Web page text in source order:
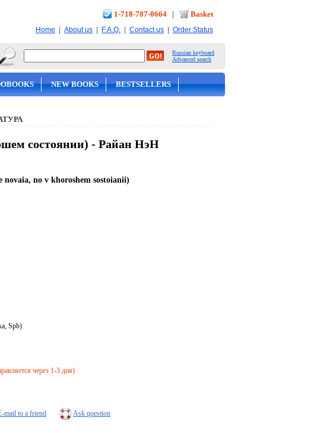
1-718-787-0664 | Basket
Home | About us | F.A.Q. | Contact us | Order Status
Russian keyboard
Advanced search
NEW BOOKS BESTSELLERS
состоянии) - Райан НэН
no v khoroshem sostoianii)
Spb)
через 1-3 дня)
mail to a friend Ask question